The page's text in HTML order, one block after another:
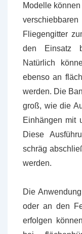
Modelle
Fliegengitter
den Einsatz
Natürlich
ebenso an
werden. Die
groß, wie die
Einhängen mit
Diese
schräg
werden.
Die
oder an den
erfolgen